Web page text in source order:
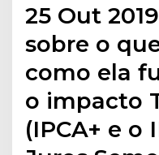
25 Out
sobre o
como ela
o impacto
(IPCA+ e o